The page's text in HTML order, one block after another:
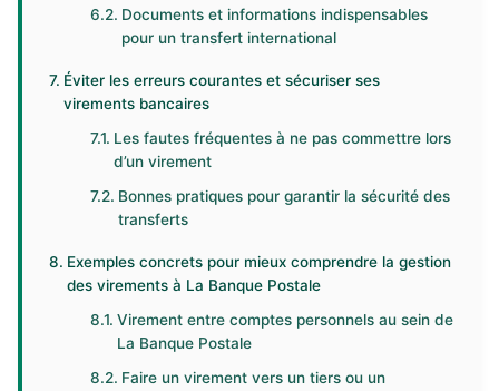
Documents et informations indispensables
pour un transfert international
Éviter les erreurs courantes et sécuriser ses
virements bancaires
Les fautes fréquentes à ne pas commettre lors
d’un virement
Bonnes pratiques pour garantir la sécurité des
transferts
Exemples concrets pour mieux comprendre la gestion
des virements à La Banque Postale
Virement entre comptes personnels au sein de
La Banque Postale
Faire un virement vers un tiers ou un